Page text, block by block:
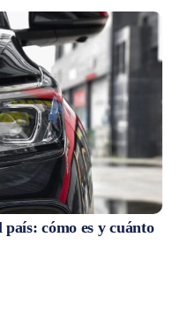
cómo es y cuánto